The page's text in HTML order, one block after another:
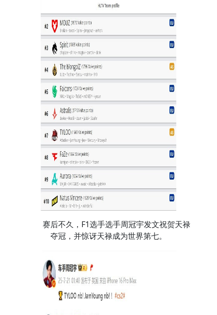
赛后不久，F1选手选手周冠宇发文祝贺天禄
夺冠，并惊讶天禄成为世界第七。